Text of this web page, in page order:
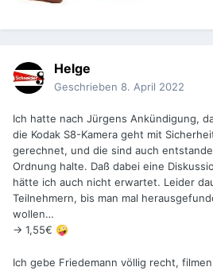
Helge
Geschrieben 8. April 2022
Ich hatte nach Jürgens Ankündigung,
die Kodak S8-Kamera geht mit
gerechnet, und die sind auch
Ordnung halte. Daß dabei eine
hätte ich auch nicht erwartet. Leider
Teilnehmern, bis man mal
wollen…
-> 1,55€ 🤪
Ich gebe Friedemann völlig recht,